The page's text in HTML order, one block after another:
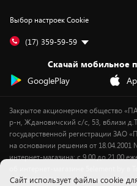
Дай пять добру!
Обработка персональных данных
Подарочные карты
Для мобильных устройств
Для компьютеров
Сервисные центры
Бонусы
Оплата частями
Уценка
Выбор настроек Cookie
(17) 359-59-59
Скачай мобильное
GooglePlay
Закрытое акционерное общество
р-н, Ждановичский с/с, 53, вблизи
государственной регистрации
на основании решения от
интернет-магазина: с 9.00 до 21.00
об интернет-магазине 5element.by в
- 11.04.2018, № регистрации 412542.
Cайт использует файлы cookie